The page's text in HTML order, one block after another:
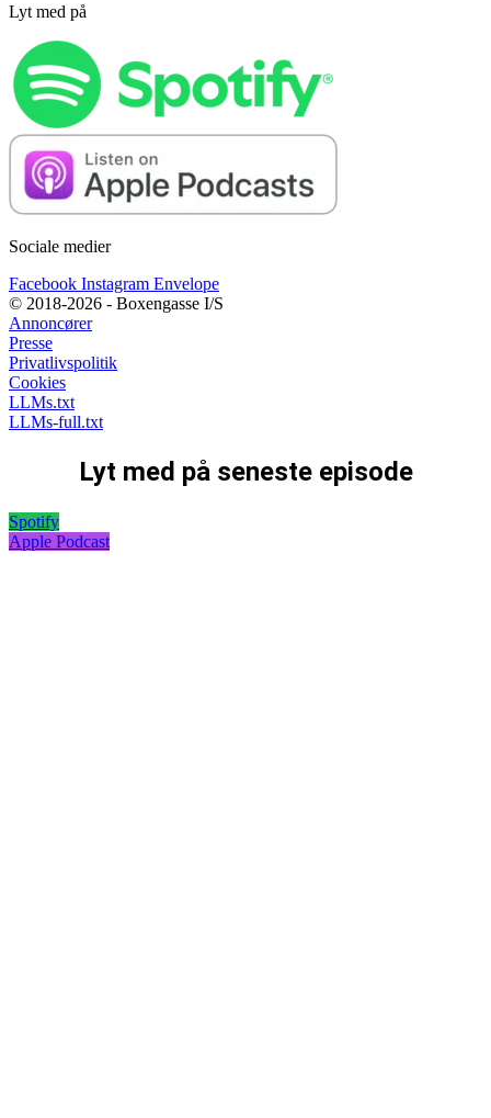
Lyt med på
Sociale medier
Facebook Instagram Envelope
© 2018-2026 - Boxengasse I/S
Annoncører
Presse
Privatlivspolitik
Cookies
LLMs.txt
LLMs-full.txt
Lyt med på seneste episode
Spotify
Apple Podcast